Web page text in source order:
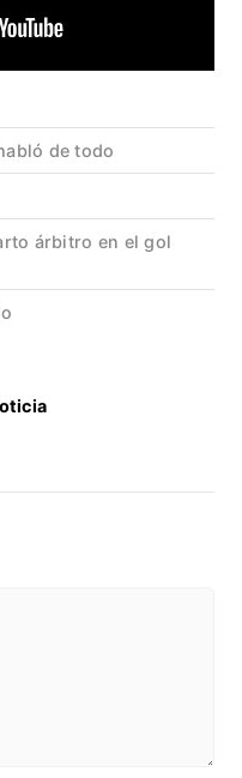
de todo
árbitro en el gol